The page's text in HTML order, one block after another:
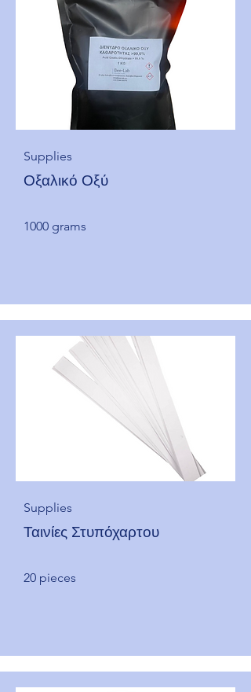
Supplies
Οξαλικό Οξύ
1000 grams
Supplies
Ταινίες Στυπόχαρτου
20 pieces